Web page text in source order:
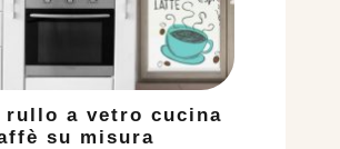
rullo a vetro cucina
su misura